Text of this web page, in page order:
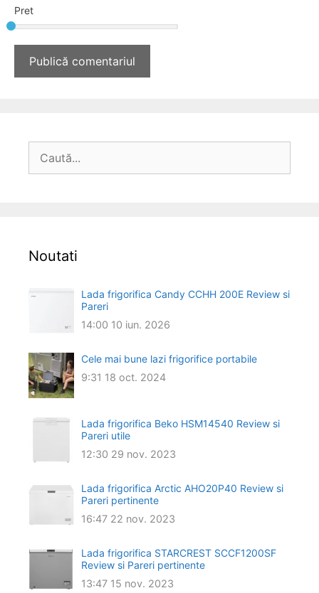
Pret
după:
Noutati
Lada frigorifica Candy CCHH 200E Review si
Pareri
14:00 10 iun. 2026
Cele mai bune lazi frigorifice portabile
9:31 18 oct. 2024
Lada frigorifica Beko HSM14540 Review si
Pareri utile
12:30 29 nov. 2023
Lada frigorifica Arctic AHO20P40 Review si
Pareri pertinente
16:47 22 nov. 2023
Lada frigorifica STARCREST SCCF1200SF
Review si Pareri pertinente
13:47 15 nov. 2023